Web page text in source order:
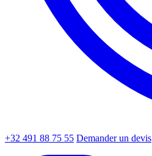
+32 491 88 75 55 Demander un devis